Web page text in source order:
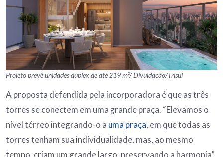
Projeto prevê unidades duplex de até 219 m²/ Divuldação/Trisul
A proposta defendida pela incorporadora é que as três
torres se conectem em uma grande praça. “Elevamos o
nível térreo integrando-o a uma praça, em que todas as
torres tenham sua individualidade, mas, ao mesmo
tempo, criam um grande largo, preservando a harmonia”,